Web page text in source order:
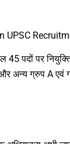
UPSC
45 पदों पर
अन्य ग्रुप A एवं